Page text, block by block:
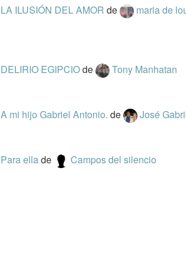
LA ILUSIÓN DEL AMOR de
maria de
DELIRIO EGIPCIOde Tony Manhatan
A mi hijo Gabriel Antonio. de José
Para ellade Campos del silencio